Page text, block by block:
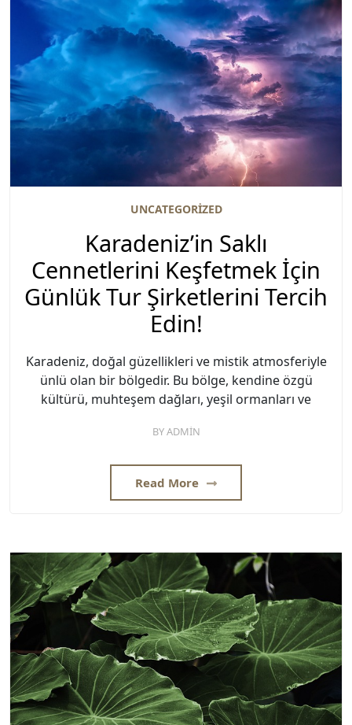
UNCATEGORIZED
Karadeniz’in Saklı
Cennetlerini Keşfetmek İçin
Günlük Tur Şirketlerini Tercih
Edin!
Karadeniz, doğal güzellikleri ve mistik atmosferiyle
ünlü olan bir bölgedir. Bu bölge, kendine özgü
kültürü, muhteşem dağları, yeşil ormanları ve
BYADMIN
Read More